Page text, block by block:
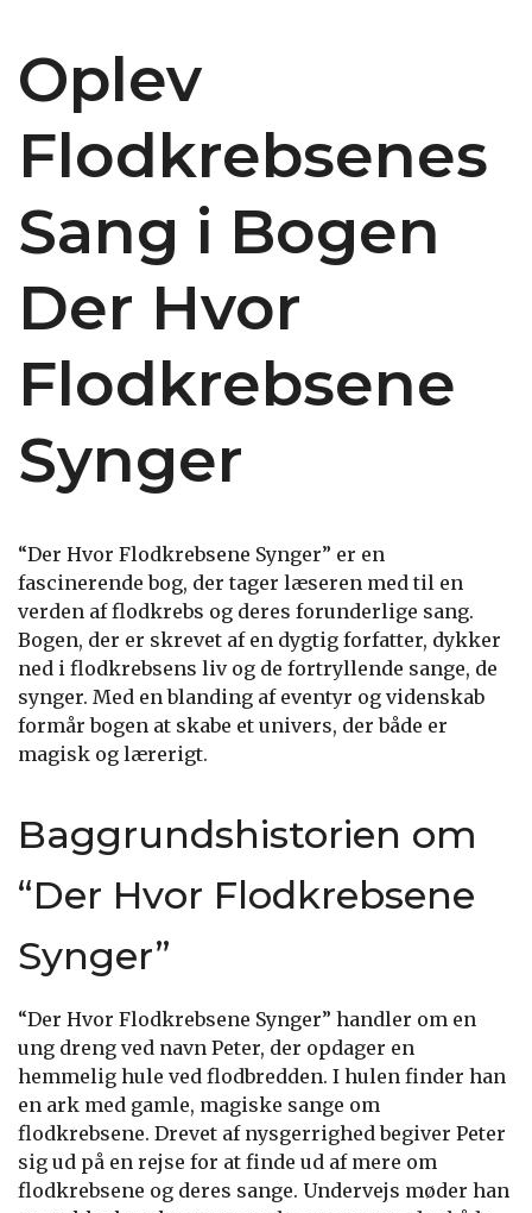
Oplev
Flodkrebsenes
Sang i Bogen
Der Hvor
Flodkrebsene
Synger
“Der Hvor Flodkrebsene Synger” er en
fascinerende bog, der tager læseren med til en
verden af flodkrebs og deres forunderlige sang.
Bogen, der er skrevet af en dygtig forfatter, dykker
ned i flodkrebsens liv og de fortryllende sange, de
synger. Med en blanding af eventyr og videnskab
formår bogen at skabe et univers, der både er
magisk og lærerigt.
Baggrundshistorien om
“Der Hvor Flodkrebsene
Synger”
“Der Hvor Flodkrebsene Synger” handler om en
ung dreng ved navn Peter, der opdager en
hemmelig hule ved flodbredden. I hulen finder han
en ark med gamle, magiske sange om
flodkrebsene. Drevet af nysgerrighed begiver Peter
sig ud på en rejse for at finde ud af mere om
flodkrebsene og deres sange. Undervejs møder han